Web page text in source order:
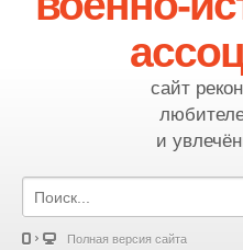
сайт
и
Полная версия сайта